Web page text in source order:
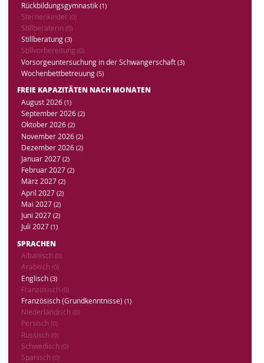
Rückbildungsgymnastik (1)
Sternenkinder (0)
Stillberaterin (0)
Stillberatung (3)
Stillvorbereitung (0)
Vorsorgeuntersuchung in der Schwangerschaft (3)
Wochenbettbetreuung (5)
FREIE KAPAZITÄTEN NACH MONATEN
August 2026 (1)
September 2026 (2)
Oktober 2026 (2)
November 2026 (2)
Dezember 2026 (2)
Januar 2027 (2)
Februar 2027 (2)
März 2027 (2)
April 2027 (2)
Mai 2027 (2)
Juni 2027 (2)
Juli 2027 (1)
SPRACHEN
Albanisch (0)
Arabisch (0)
Englisch (3)
Französisch (0)
Französisch (Grundkenntnisse) (1)
Niederländisch (0)
Persisch (0)
Russisch (0)
Schwedisch (0)
Spanisch (0)